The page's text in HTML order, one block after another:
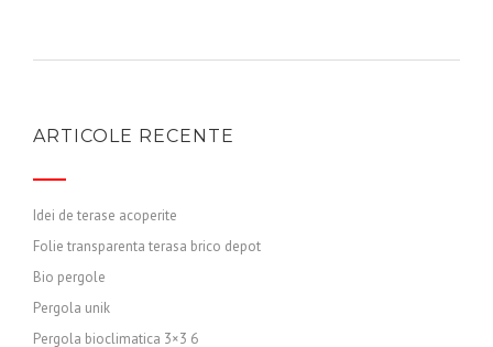
ARTICOLE RECENTE
Idei de terase acoperite
Folie transparenta terasa brico depot
Bio pergole
Pergola unik
Pergola bioclimatica 3×3 6